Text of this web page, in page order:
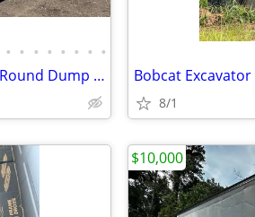
• • • • • • • •
New Square, Elliptical and Half Round Dump Bodies For Sale Bobcat
8/1
$10,000